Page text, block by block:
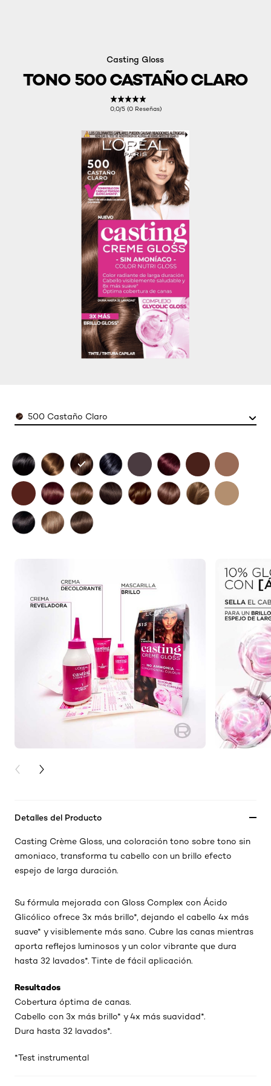
Casting Gloss
TONO 500 CASTAÑO CLARO
0,0/5 (0 Reseñas)
Color500 Castaño Claro
PREVIOUS CARD
NEXT CARD
Detalles del Producto
Casting Crème Gloss, una coloración tono sobre tono sin
amoniaco, transforma tu cabello con un brillo efecto
espejo de larga duración.
Su fórmula mejorada con Gloss Complex con Ácido
Glicólico ofrece 3x más brillo*, dejando el cabello 4x más
suave* y visiblemente más sano. Cubre las canas mientras
aporta reflejos luminosos y un color vibrante que dura
hasta 32 lavados*. Tinte de fácil aplicación.
Resultados
Cobertura óptima de canas.
Cabello con 3x más brillo* y 4x más suavidad*.
Dura hasta 32 lavados*.
*Test instrumental